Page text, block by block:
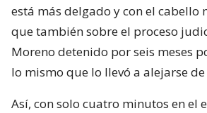
está más delgado y con el cabello
que también sobre el proceso
Moreno detenido por seis meses
lo mismo que lo llevó a alejarse
Así, con solo cuatro minutos en el